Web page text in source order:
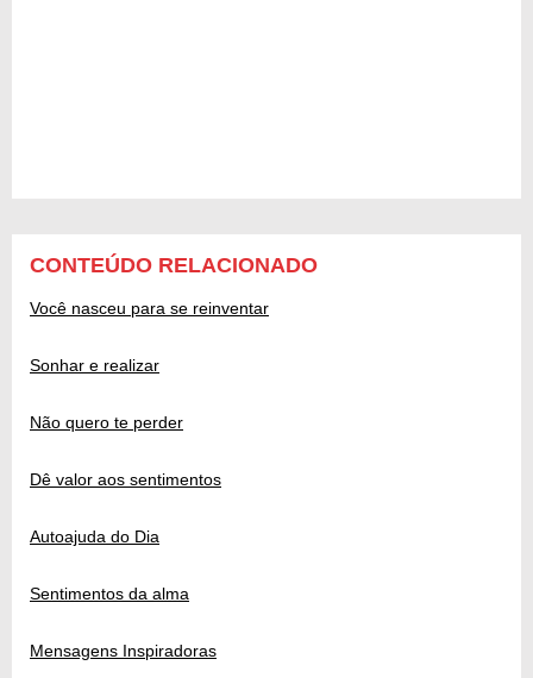
CONTEÚDO RELACIONADO
Você nasceu para se reinventar
Sonhar e realizar
Não quero te perder
Dê valor aos sentimentos
Autoajuda do Dia
Sentimentos da alma
Mensagens Inspiradoras